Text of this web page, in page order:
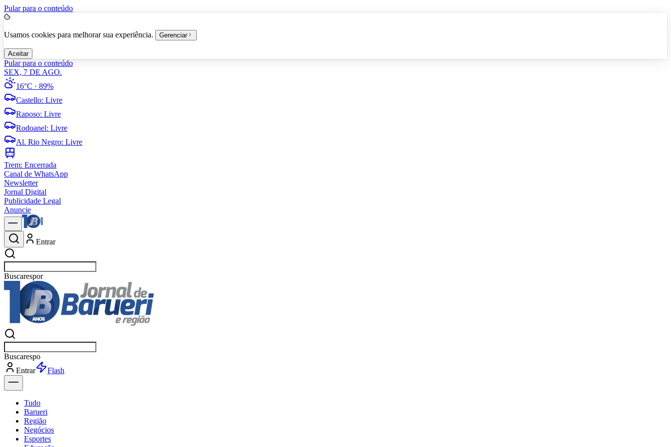
Pular para o conteúdo
Usamos cookies para melhorar sua experiência. Gerenciar
Aceitar
Pular para o conteúdo
SEX, 7 DE AGO.
16°C · 89%
Castello: Livre
Raposo: Livre
Rodoanel: Livre
Al. Rio Negro: Livre
Trem: Encerrada
Canal de WhatsApp
Newsletter
Jornal Digital
Publicidade Legal
Anuncie
Entrar
Buscaresportes
Buscaresportes
Entrar
Flash
Tudo
Barueri
Região
Negócios
Esportes